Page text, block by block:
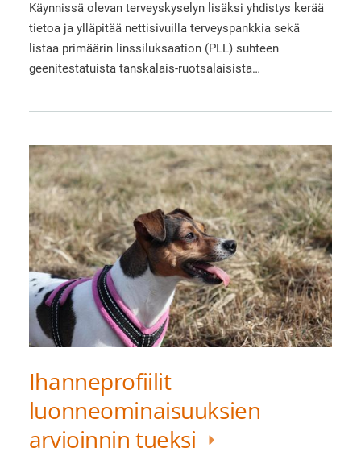
Käynnissä olevan terveyskyselyn lisäksi yhdistys kerää
tietoa ja ylläpitää nettisivuilla terveyspankkia sekä
listaa primäärin linssiluksaation (PLL) suhteen
geenitestatuista tanskalais-ruotsalaisista…
Ihanneprofiilit
luonneominaisuuksien
arvioinnin tueksi